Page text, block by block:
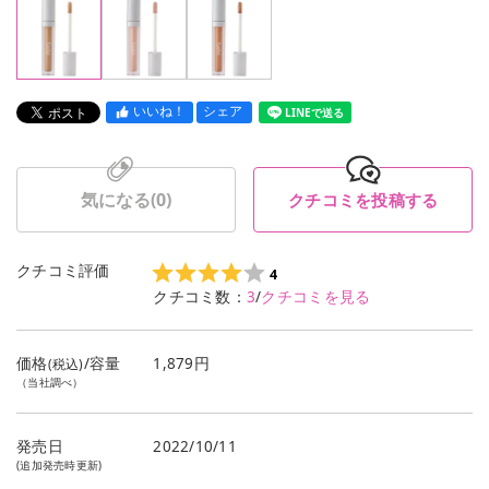
いいね！ シェア LINEで送る
気になる(0) クチコミを投稿する
クチコミ評価 4
クチコミ数： 3/クチコミを見る
価格(税込)/容量
（当社調べ）
1,879円
発売日
(追加発売時更新)
2022/10/11